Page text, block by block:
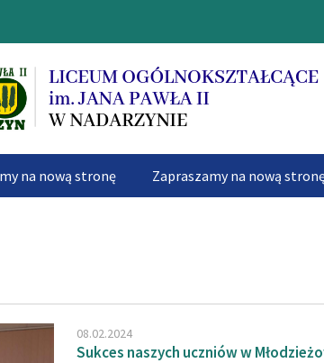
na nową stronę Zapraszamy na nową
08.02.2024
Sukces naszych uczniów w